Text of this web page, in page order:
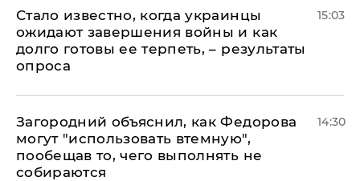
Стало известно, когда украинцы
ожидают завершения войны и как
долго готовы ее терпеть, – результаты
опроса
15:03
Загородний объяснил, как Федорова
могут "использовать втемную",
пообещав то, чего выполнять не
собираются
14:30